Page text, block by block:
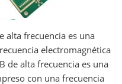
alta frecuencia es una
electromagnética
de alta frecuencia es una
con una frecuencia